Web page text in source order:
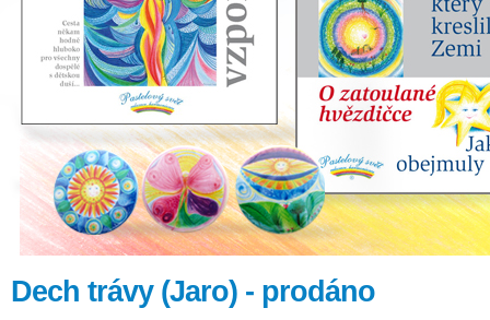
Dech trávy (Jaro) - prodáno